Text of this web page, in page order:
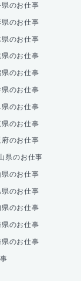
県のお仕事
県のお仕事
県のお仕事
県のお仕事
県のお仕事
県のお仕事
県のお仕事
県のお仕事
府のお仕事
県のお仕事
県のお仕事
県のお仕事
県のお仕事
県のお仕事
県のお仕事